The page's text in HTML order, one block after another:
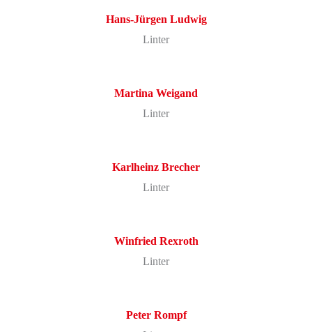
Hans-Jürgen Ludwig
Linter
Martina Weigand
Linter
Karlheinz Brecher
Linter
Winfried Rexroth
Linter
Peter Rompf